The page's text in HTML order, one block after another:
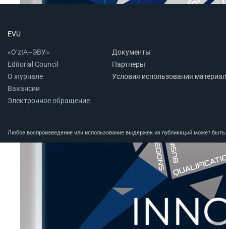
EVU
«O‘zIA–ЭВУ»
Editorial Council
О журнале
Вакансии
Электронное обращение
Документы
Партнеры
Условия использования
Любое воспроизведение или использование выдержек из публикаций может